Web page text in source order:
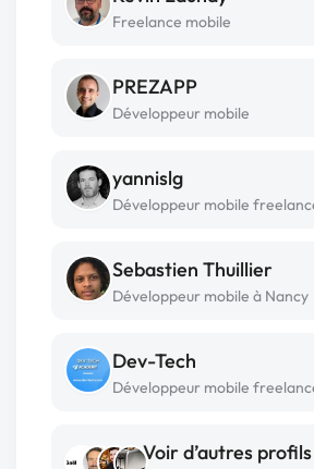
Freelance mobile
PREZAPP
Développeur mobile
yannislg
Développeur mobile
Sebastien Thuillier
Développeur mobile à Nancy
Dev-Tech
Développeur mobile
Voir d’autres profils